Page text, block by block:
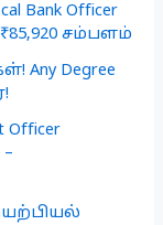
Bank Officer
சம்பளம்
Any Degree
Officer